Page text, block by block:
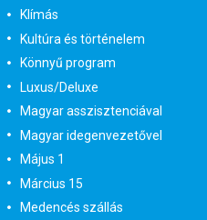
Klímás
Kultúra és történelem
Könnyű program
Luxus/Deluxe
Magyar asszisztenciával
Magyar idegenvezetővel
Május 1
Március 15
Medencés szállás